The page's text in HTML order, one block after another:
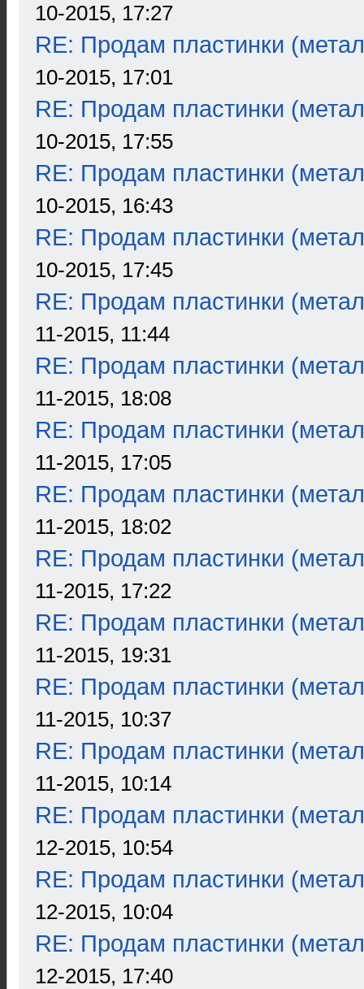
10-2015, 17:27
RE: Продам пластинки
10-2015, 17:01
RE: Продам пластинки
10-2015, 17:55
RE: Продам пластинки
10-2015, 16:43
RE: Продам пластинки
10-2015, 17:45
RE: Продам пластинки
11-2015, 11:44
RE: Продам пластинки
11-2015, 18:08
RE: Продам пластинки
11-2015, 17:05
RE: Продам пластинки
11-2015, 18:02
RE: Продам пластинки
11-2015, 17:22
RE: Продам пластинки
11-2015, 19:31
RE: Продам пластинки
11-2015, 10:37
RE: Продам пластинки
11-2015, 10:14
RE: Продам пластинки
12-2015, 10:54
RE: Продам пластинки
12-2015, 10:04
RE: Продам пластинки
12-2015, 17:40